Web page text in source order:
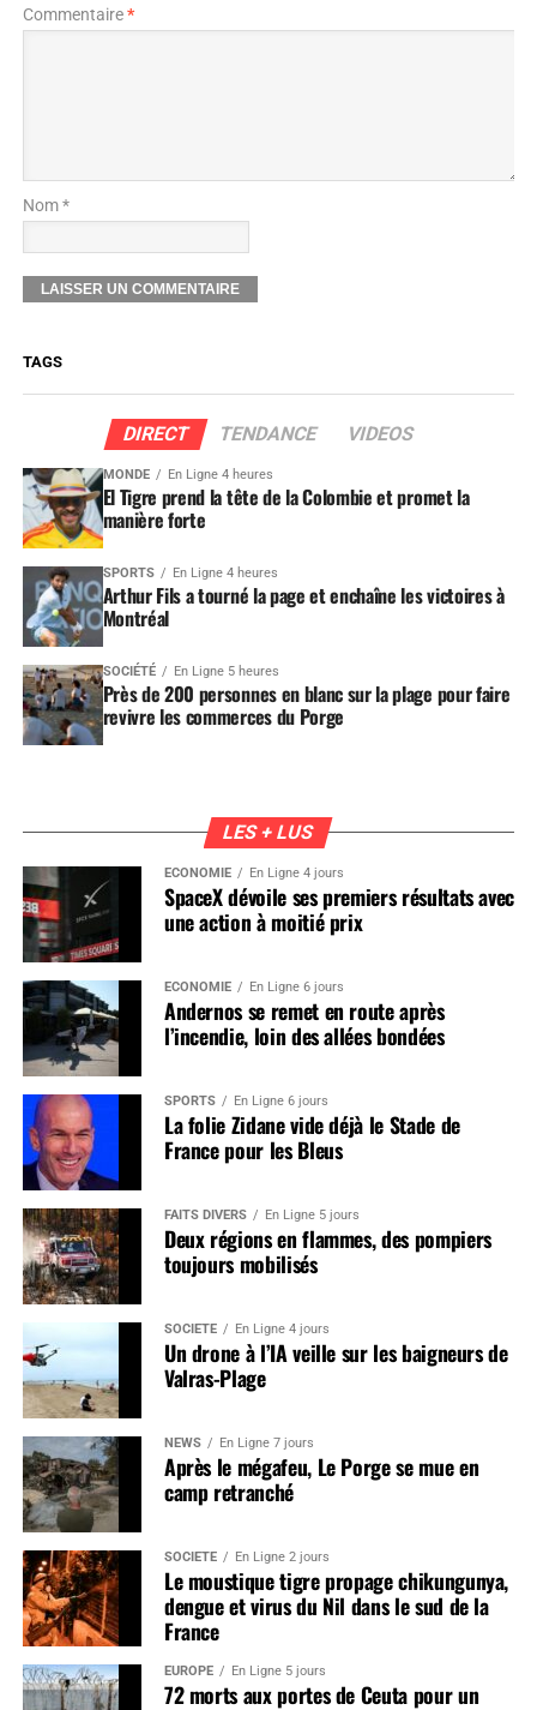
Commentaire*
Nom *
TAGS
DIRECT TENDANCE VIDEOS
MONDE En Ligne 4 heures
El Tigre prend la tête de la Colombie et promet la
manière forte
SPORTS En Ligne 4 heures
Arthur Fils a tourné la page et enchaîne les victoires à
Montréal
SOCIÉTÉ En Ligne 5 heures
Près de 200 personnes en blanc sur la plage pour faire
revivre les commerces du Porge
LES + LUS
ÉCONOMIE En Ligne 4 jours
SpaceX dévoile ses premiers résultats avec
une action à moitié prix
ÉCONOMIE En Ligne 6 jours
Andernos se remet en route après
l’incendie, loin des allées bondées
SPORTS En Ligne 6 jours
La folie Zidane vide déjà le Stade de
France pour les Bleus
FAITS DIVERS En Ligne 5 jours
Deux régions en flammes, des pompiers
toujours mobilisés
SOCIÉTÉ En Ligne 4 jours
Un drone à l’IA veille sur les baigneurs de
Valras-Plage
NEWS En Ligne 7 jours
Après le mégafeu, Le Porge se mue en
camp retranché
SOCIÉTÉ En Ligne 2 jours
Le moustique tigre propage chikungunya,
dengue et virus du Nil dans le sud de la
France
EUROPE En Ligne 5 jours
72 morts aux portes de Ceuta pour un